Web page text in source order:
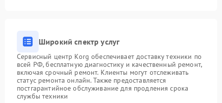
Широкий спектр услуг
Сервисный центр Korg обеспечивает доставку техники по
всей РФ, бесплатную диагностику и качественный ремонт,
включая срочный ремонт. Клиенты могут отслеживать
статус ремонта онлайн. Также предоставляется
постгарантийное обслуживание для продления срока
службы техники